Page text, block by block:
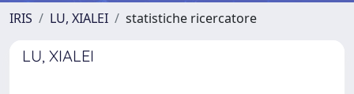
IRIS LU, XIALEI statistiche ricercatore
LU, XIALEI